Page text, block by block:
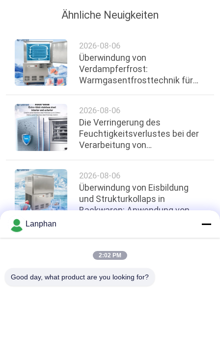
Ähnliche Neuigkeiten
2026-08-06
Überwindung von
Verdampferfrost:
Warmgasentfrosttechnik für
2026-08-06
Die Verringerung des
Feuchtigkeitsverlustes bei der
Verarbeitung von
Kühlung die Qualität erhalten
2026-08-06
Überwindung von Eisbildung
und Strukturkollaps in
Backwaren: Anwendung von
-45°C Schockfroster-Schränken
oben
Lanphan
2:02 PM
Good day, what product are you looking for?